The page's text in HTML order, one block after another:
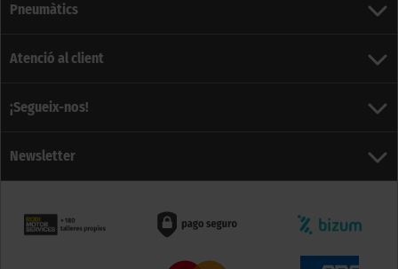
Pneumàtics
Atenció al client
¡Segueix-nos!
Newsletter